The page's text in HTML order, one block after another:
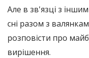
Але в зв'язці з
сні разом з
розповісти про
вирішення.